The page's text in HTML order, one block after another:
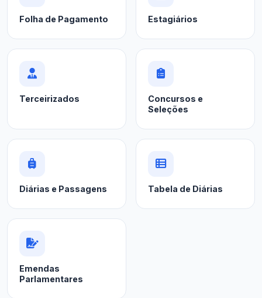
Folha de Pagamento Estagiários
Terceirizados
Concursos e
Seleções
Diárias e Passagens Tabela de Diárias
Emendas
Parlamentares